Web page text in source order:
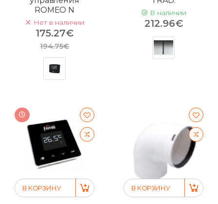
ROMEO N
Нет в наличии
175.27€
194.75€
В наличии
212.96€
В КОРЗИНУ В КОРЗИНУ